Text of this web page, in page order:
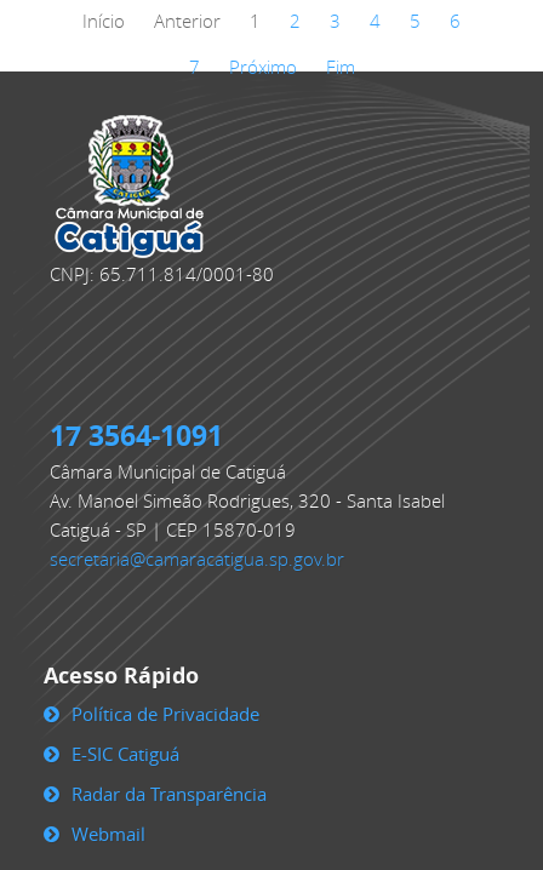
Início
Anterior 1 2 3 4 5
6
7
Próximo Fim
CNPJ: 65.711.814/0001-80
17 3564-1091
Câmara Municipal de Catiguá
Av. Manoel Simeão Rodrigues, 320 - Santa Isabel
Catiguá - SP | CEP 15870-019
secretaria@camaracatigua.sp.gov.br
Acesso Rápido
Política de Privacidade
E-SIC Catiguá
Radar da Transparência
Webmail